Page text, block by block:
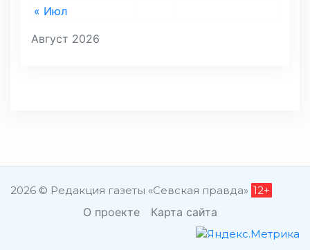
Август 2026
« Июл
2026 © Редакция газеты «Севская правда» 12+
О проекте Карта сайта